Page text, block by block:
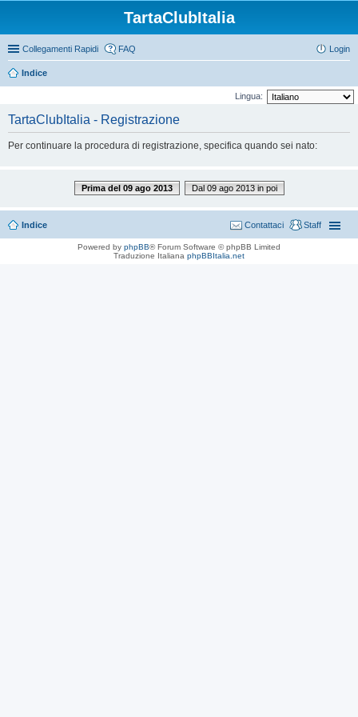
TartaClubItalia
Collegamenti Rapidi FAQ Login
Indice
Lingua:
TartaClubItalia - Registrazione
Per continuare la procedura di registrazione, specifica quando sei nato:
Prima del 09 ago 2013 Dal 09 ago 2013 in poi
Indice Staff
Contattaci
Powered by phpBB® Forum Software © phpBB Limited
Traduzione Italiana phpBBItalia.net